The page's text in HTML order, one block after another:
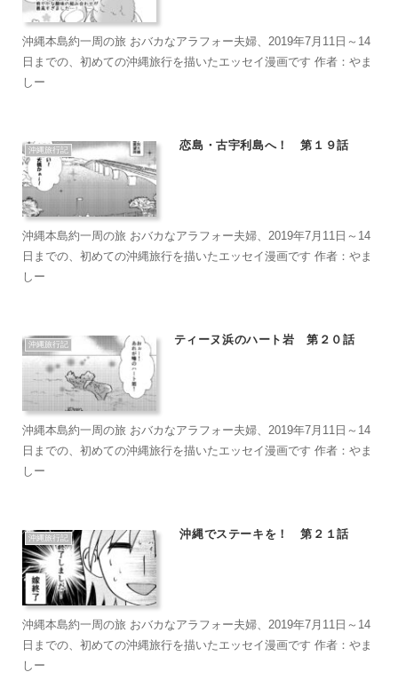
沖縄本島約一周の旅 おバカなアラフォー夫婦、2019年7月11日～14
日までの、初めての沖縄旅行を描いたエッセイ漫画です 作者：やま
しー
沖縄旅行記 恋島・古宇利島へ！ 第１９話
沖縄本島約一周の旅 おバカなアラフォー夫婦、2019年7月11日～14
日までの、初めての沖縄旅行を描いたエッセイ漫画です 作者：やま
しー
沖縄旅行記 ティーヌ浜のハート岩 第２０話
沖縄本島約一周の旅 おバカなアラフォー夫婦、2019年7月11日～14
日までの、初めての沖縄旅行を描いたエッセイ漫画です 作者：やま
しー
沖縄旅行記 沖縄でステーキを！ 第２１話
沖縄本島約一周の旅 おバカなアラフォー夫婦、2019年7月11日～14
日までの、初めての沖縄旅行を描いたエッセイ漫画です 作者：やま
しー